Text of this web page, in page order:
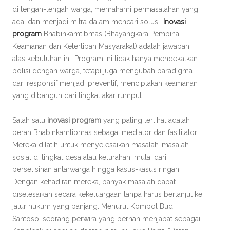
di tengah-tengah warga, memahami permasalahan yang
ada, dan menjadi mitra dalam mencari solusi.
Inovasi
program Bhabinkamtibmas (Bhayangkara Pembina
Keamanan dan Ketertiban Masyarakat) adalah jawaban
atas kebutuhan ini. Program ini tidak hanya mendekatkan
polisi dengan warga, tetapi juga mengubah paradigma
dari responsif menjadi preventif, menciptakan keamanan
yang dibangun dari tingkat akar rumput.
Salah satu inovasi program yang paling terlihat adalah
peran Bhabinkamtibmas sebagai mediator dan fasilitator.
Mereka dilatih untuk menyelesaikan masalah-masalah
sosial di tingkat desa atau kelurahan, mulai dari
perselisihan antarwarga hingga kasus-kasus ringan.
Dengan kehadiran mereka, banyak masalah dapat
diselesaikan secara kekeluargaan tanpa harus berlanjut ke
jalur hukum yang panjang. Menurut Kompol Budi
Santoso, seorang perwira yang pernah menjabat sebagai